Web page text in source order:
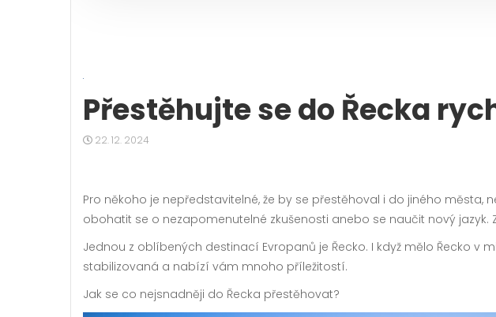
Přestěhujte se do Řecka
22. 12. 2024
Pro někoho je nepředstavitelné, že by se přestěhoval i do jiného
obohatit se o nezapomenutelné zkušenosti anebo se naučit nový
Jednou z oblíbených destinací Evropanů je Řecko. I když mělo Řecko
stabilizovaná a nabízí vám mnoho příležitostí.
Jak se co nejsnadněji do Řecka přestěhovat?